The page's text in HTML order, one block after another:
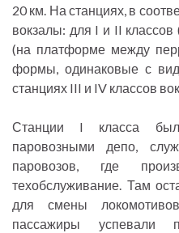
20 км. На станциях, в
вокзалы: для I и II
(на платформе между
формы, одинаковые с
станциях III и IV классов
Станции I класса
паровозными депо,
паровозов, где
техобслуживание. Там
для смены
пассажиры успевали